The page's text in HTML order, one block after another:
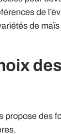
de
de
des